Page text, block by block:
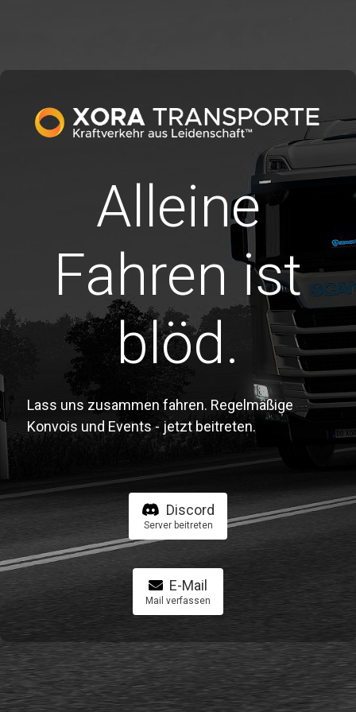
Alleine
Fahren ist
blöd.
Lass uns zusammen fahren. Regelmäßige
Konvois und Events - jetzt beitreten.
Discord
Server beitreten
E-Mail
Mail verfassen